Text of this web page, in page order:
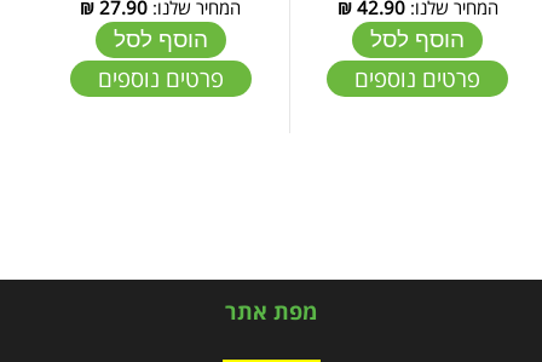
המחיר שלנו:42.90
₪
הוסף לסל
פרטים נוספים
המחיר שלנו: 27.90
₪
הוסף לסל
פרטים נוספים
מפת אתר